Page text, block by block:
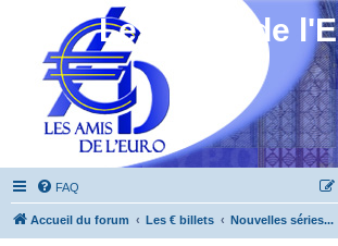
Les Amis de
FAQ
Accueil du forum Les € billets Nouvelles séries...